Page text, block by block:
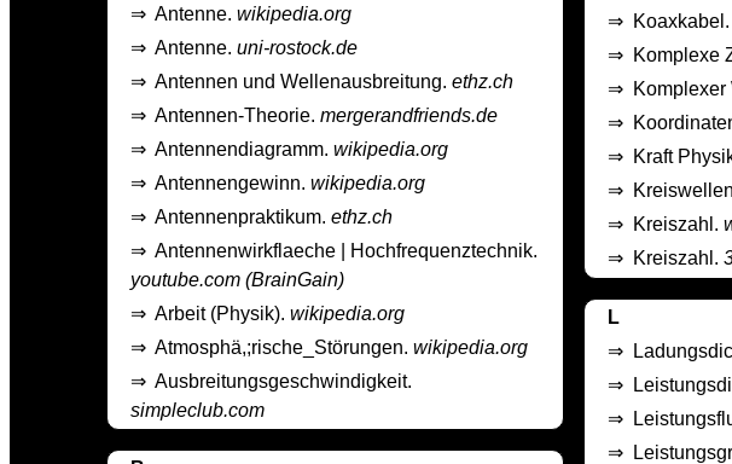
⇒ Antenne. wikipedia.org
⇒ Antenne. uni-rostock.de
⇒ Antennen und Wellenausbreitung. ethz.ch
⇒ Antennen-Theorie. mergerandfriends.de
⇒ Antennendiagramm. wikipedia.org
⇒ Antennengewinn. wikipedia.org
⇒ Antennenpraktikum. ethz.ch
⇒ Antennenwirkflaeche | Hochfrequenztechnik.
youtube.com (BrainGain)
⇒ Arbeit (Physik). wikipedia.org
⇒ Atmosphä,;rische_Störungen. wikipedia.org
⇒ Ausbreitungsgeschwindigkeit.
simpleclub.com
⇒ Koaxkabel.
⇒ Komplexe
⇒ Komplexer
⇒
⇒ Kraft
⇒
⇒ Kreiszahl.
⇒ Kreiszahl.
L
⇒
⇒
⇒
⇒